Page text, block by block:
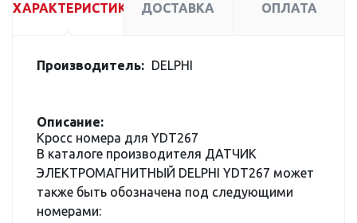
ХАРАКТЕРИСТИКИ ДОСТАВКА ОПЛАТА
Производитель: DELPHI
Описание:
Кросс номера для YDT267
В каталоге производителя ДАТЧИК
ЭЛЕКТРОМАГНИТНЫЙ DELPHI YDT267 может
также быть обозначена под следующими
номерами: